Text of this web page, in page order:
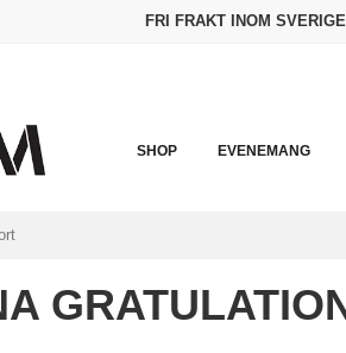
FRI FRAKT INOM SVERIGE
SHOP EVENEMANG